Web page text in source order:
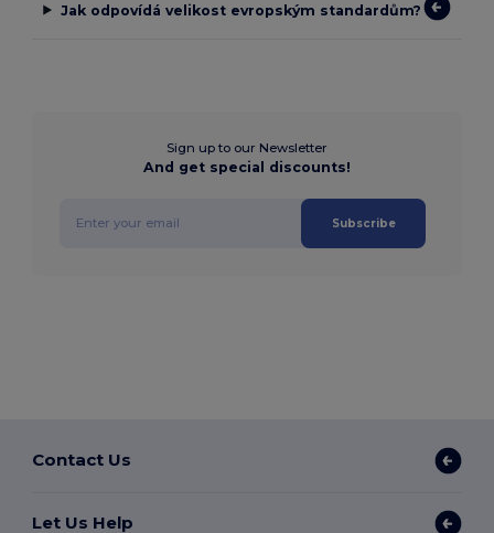
Jak odpovídá velikost evropským standardům?
Sign up to our Newsletter
And get special discounts!
Subscribe
Contact Us
Let Us Help